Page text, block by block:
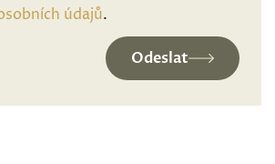
údajů.
Odeslat